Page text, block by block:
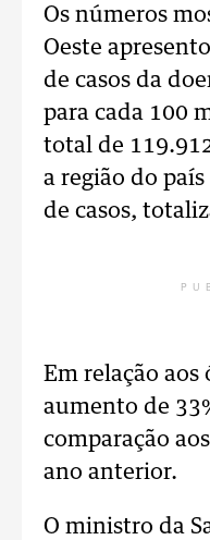
Os números
Oeste
de casos da
para cada 100
total de
a região do
de casos,
Em relação aos
aumento de
comparação
ano anterior.
O ministro da